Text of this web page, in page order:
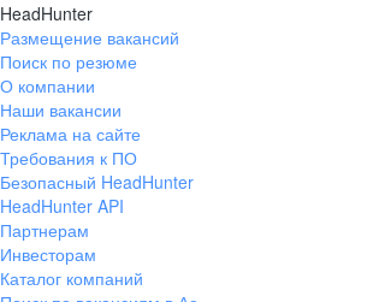
HeadHunter
Размещение вакансий
Поиск по резюме
О компании
Наши вакансии
Реклама на сайте
Требования к ПО
Безопасный HeadHunter
HeadHunter API
Партнерам
Инвесторам
Каталог компаний